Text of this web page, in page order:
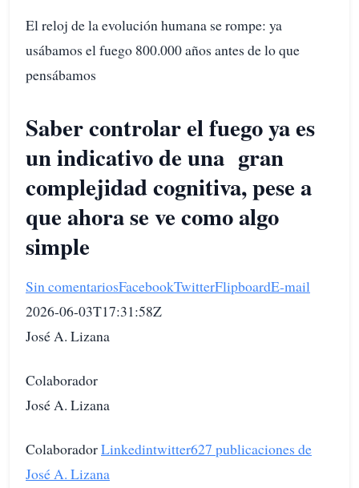
El reloj de la evolución humana se rompe: ya
usábamos el fuego 800.000 años antes de lo que
pensábamos
Saber controlar el fuego ya es
un indicativo de una gran
complejidad cognitiva, pese a
que ahora se ve como algo
simple
Sin comentariosFacebookTwitterFlipboardE-mail
2026-06-03T17:31:58Z
José A. Lizana
Colaborador
José A. Lizana
ColaboradorLinkedintwitter627 publicaciones de
José A. Lizana